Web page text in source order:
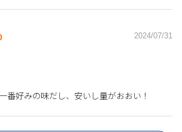
2024/07/31
番好みの味だし、安いし量がおおい！